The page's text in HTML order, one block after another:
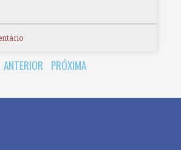
ANTERIOR PRÓXIMA